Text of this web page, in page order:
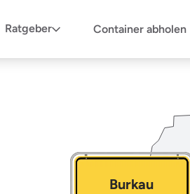
Ratgeber Container abholen
Burkau